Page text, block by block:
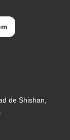
de Shishan,